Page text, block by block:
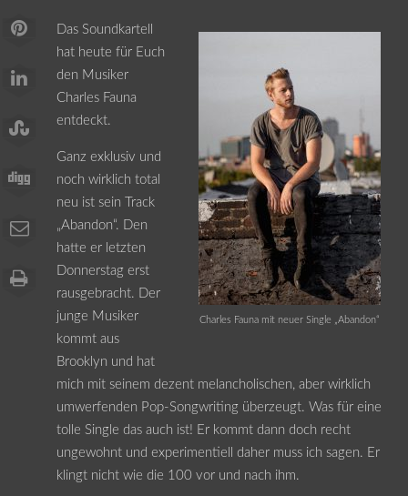
Charles Fauna mit neuer Single „Abandon“
Das Soundkartell
hat heute für Euch
den Musiker
Charles Fauna
entdeckt.
Ganz exklusiv und
noch wirklich total
neu ist sein Track
„Abandon“. Den
hatte er letzten
Donnerstag erst
rausgebracht. Der
junge Musiker
kommt aus
Brooklyn und hat
mich mit seinem dezent melancholischen, aber wirklich
umwerfenden Pop-Songwriting überzeugt. Was für eine
tolle Single das auch ist! Er kommt dann doch recht
ungewohnt und experimentiell daher muss ich sagen. Er
klingt nicht wie die 100 vor und nach ihm.